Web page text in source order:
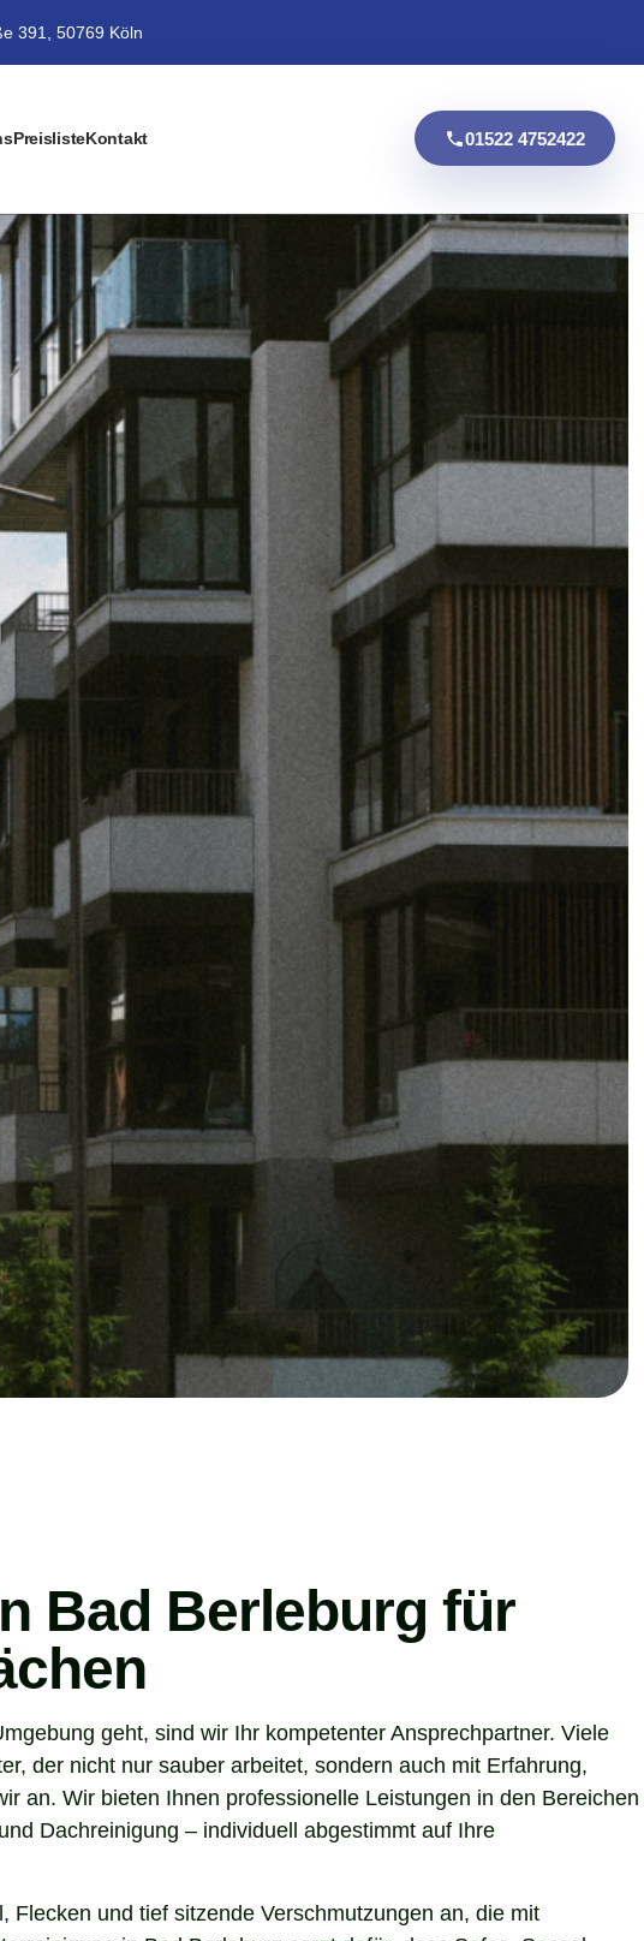
391, 50769 Köln
PreislisteKontakt 01522 4752422
Bad Berleburg für
geht, sind wir Ihr kompetenter Ansprechpartner. Viele
der nicht nur sauber arbeitet, sondern auch mit Erfahrung,
an. Wir bieten Ihnen professionelle Leistungen in den Bereichen
Dachreinigung – individuell abgestimmt auf Ihre
und tief sitzende Verschmutzungen an, die mit